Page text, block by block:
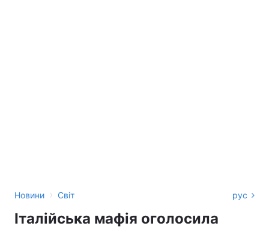
Новини › Світ рус
Італійська мафія оголосила